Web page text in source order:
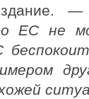
—
ЕС не